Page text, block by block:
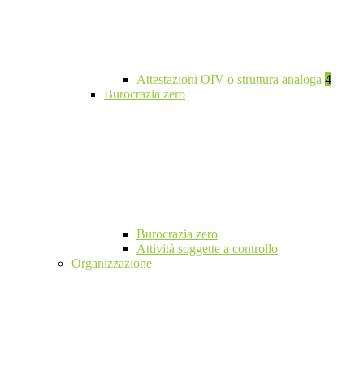
Attestazioni OIV o struttura analoga 4
Burocrazia zero
Burocrazia zero
Attività soggette a controllo
Organizzazione